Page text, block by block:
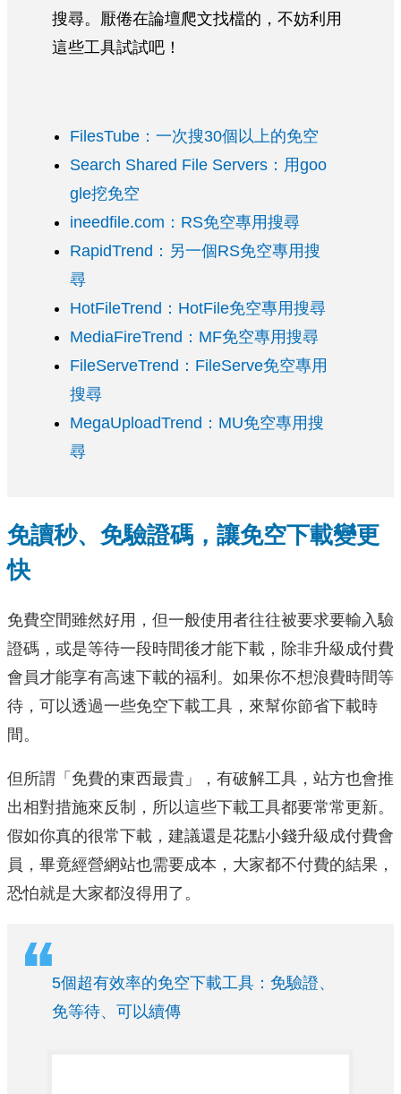
搜尋。厭倦在論壇爬文找檔的，不妨利用
這些工具試試吧！
FilesTube：一次搜30個以上的免空
Search Shared File Servers：用goo
gle挖免空
ineedfile.com：RS免空專用搜尋
RapidTrend：另一個RS免空專用搜
尋
HotFileTrend：HotFile免空專用搜尋
MediaFireTrend：MF免空專用搜尋
FileServeTrend：FileServe免空專用
搜尋
MegaUploadTrend：MU免空專用搜
尋
免讀秒、免驗證碼，讓免空下載變更
快
免費空間雖然好用，但一般使用者往往被要求要輸入驗
證碼，或是等待一段時間後才能下載，除非升級成付費
會員才能享有高速下載的福利。如果你不想浪費時間等
待，可以透過一些免空下載工具，來幫你節省下載時
間。
但所謂「免費的東西最貴」，有破解工具，站方也會推
出相對措施來反制，所以這些下載工具都要常常更新。
假如你真的很常下載，建議還是花點小錢升級成付費會
員，畢竟經營網站也需要成本，大家都不付費的結果，
恐怕就是大家都沒得用了。
5個超有效率的免空下載工具：免驗證、
免等待、可以續傳